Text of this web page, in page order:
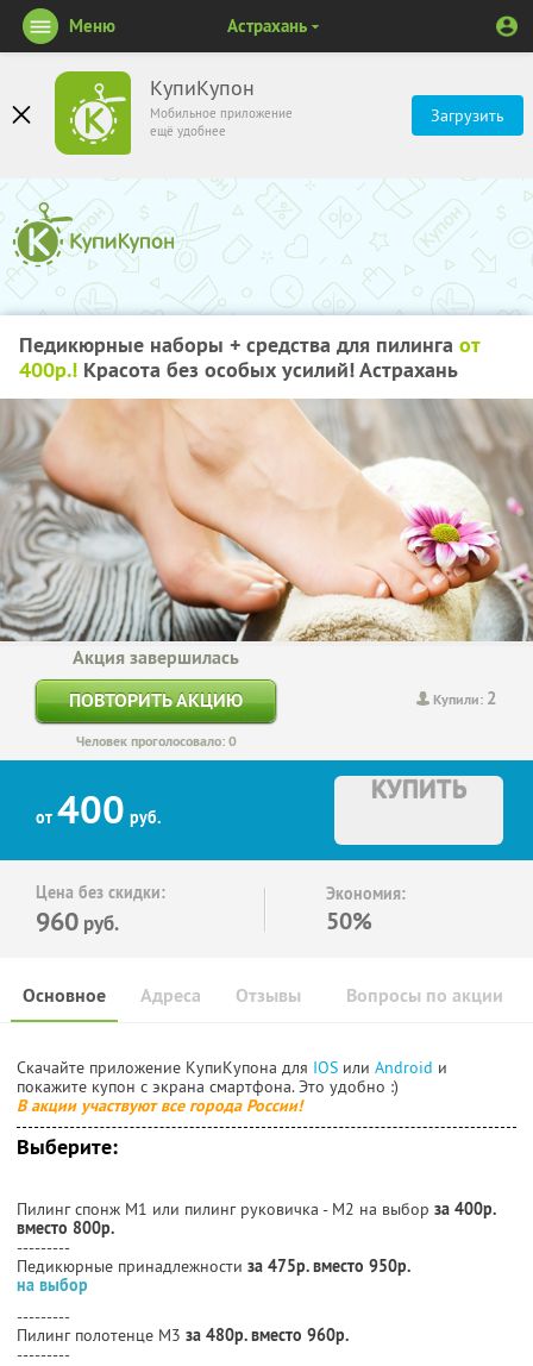
КупиКупон
Мобильное приложение
ещё удобнее
Загрузить
Меню Астрахань
Педикюрные наборы + средства для пилинга от
400р.! Красота без особых усилий! Астрахань
Купили: 2
Акция завершилась
ПОВТОРИТЬ АКЦИЮ
Человек проголосовало: 0
от 400 руб.
КУПИТЬ
Цена без скидки:
960 руб.
Экономия:
50%
Основное Отзывы Вопросы по акции
Адреса
Скачайте приложение КупиКупона для IOS или Android и
покажите купон с экрана смартфона. Это удобно :)
В акции участвуют все города России!
Выберите:
Пилинг спонж М1 или пилинг руковичка - М2 на выбор за 400р.
вместо 800р.
---------
Педикюрные принадлежности за 475р. вместо 950р.
на выбор
---------
Пилинг полотенце M3 за 480р. вместо 960р.
---------